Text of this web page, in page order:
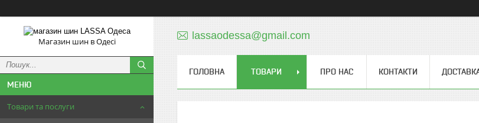
Магазин шин в Одесі
Товари та послуги
lassaodessa@gmail.com
ГОЛОВНА ТОВАРИ ПРО НАС КОНТАКТИ